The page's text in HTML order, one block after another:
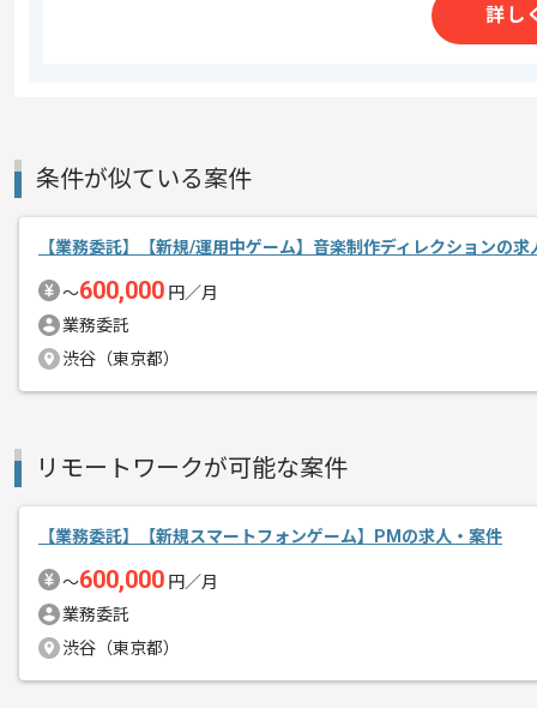
支払いサイト
その他募集要項
エージェントからのコ
基本的にはフルリモートでの作業を見込
詳し
条件が似ている案件
【業務委託】【新規/運用中ゲーム】音楽制作ディレクションの求
〜600,000 円／月
業務委託
渋谷（東京都）
リモートワークが可能な案件
【業務委託】【新規スマートフォンゲーム】PMの求人・案件
〜600,000 円／月
業務委託
渋谷（東京都）